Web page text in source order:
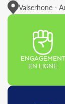
Valserhone -
ENGAGEMENT
EN LIGNE